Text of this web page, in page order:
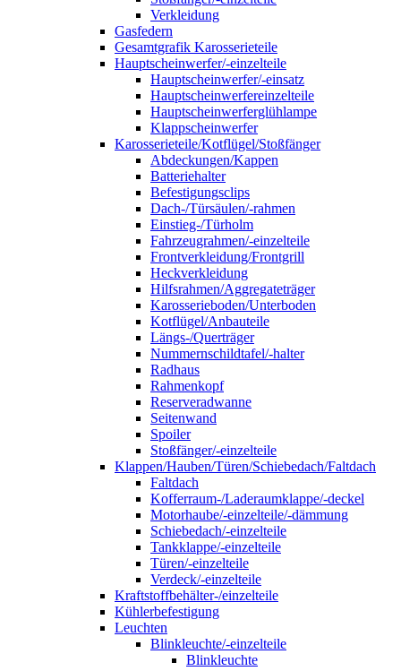
Verkleidung
Gasfedern
Gesamtgrafik Karosserieteile
Hauptscheinwerfer/-einzelteile
Hauptscheinwerfer/-einsatz
Hauptscheinwerfereinzelteile
Hauptscheinwerferglühlampe
Klappscheinwerfer
Karosserieteile/Kotflügel/Stoßfänger
Abdeckungen/Kappen
Batteriehalter
Befestigungsclips
Dach-/Türsäulen/-rahmen
Einstieg-/Türholm
Fahrzeugrahmen/-einzelteile
Frontverkleidung/Frontgrill
Heckverkleidung
Hilfsrahmen/Aggregateträger
Karosserieboden/Unterboden
Kotflügel/Anbauteile
Längs-/Querträger
Nummernschildtafel/-halter
Radhaus
Rahmenkopf
Reserveradwanne
Seitenwand
Spoiler
Stoßfänger/-einzelteile
Klappen/Hauben/Türen/Schiebedach/Faltdach
Faltdach
Kofferraum-/Laderaumklappe/-deckel
Motorhaube/-einzelteile/-dämmung
Schiebedach/-einzelteile
Tankklappe/-einzelteile
Türen/-einzelteile
Verdeck/-einzelteile
Kraftstoffbehälter-/einzelteile
Kühlerbefestigung
Leuchten
Blinkleuchte/-einzelteile
Blinkleuchte